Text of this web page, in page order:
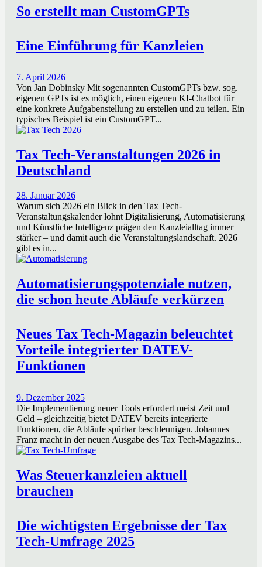
So erstellt man CustomGPTs
Eine Einführung für Kanzleien
7. April 2026
Von Jan Dobinsky Mit sogenannten CustomGPTs bzw. sog.
eigenen GPTs ist es möglich, einen eigenen KI-Chatbot für
eine konkrete Aufgabenstellung zu erstellen und zu teilen. Ein
typisches Beispiel ist ein CustomGPT...
Tax Tech-Veranstaltungen 2026 in
Deutschland
28. Januar 2026
Warum sich 2026 ein Blick in den Tax Tech-
Veranstaltungskalender lohnt Digitalisierung, Automatisierung
und Künstliche Intelligenz prägen den Kanzleialltag immer
stärker – und damit auch die Veranstaltungslandschaft. 2026
gibt es in...
Automatisierungspotenziale nutzen,
die schon heute Abläufe verkürzen
Neues Tax Tech-Magazin beleuchtet
Vorteile integrierter DATEV-
Funktionen
9. Dezember 2025
Die Implementierung neuer Tools erfordert meist Zeit und
Geld – gleichzeitig bietet DATEV bereits integrierte
Funktionen, die Abläufe spürbar beschleunigen. Johannes
Franz macht in der neuen Ausgabe des Tax Tech-Magazins...
Was Steuerkanzleien aktuell
brauchen
Die wichtigsten Ergebnisse der Tax
Tech-Umfrage 2025